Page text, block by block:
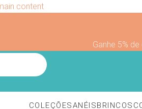
content
Ganhe 5%
COLEÇÕESANÉISBRINCOS